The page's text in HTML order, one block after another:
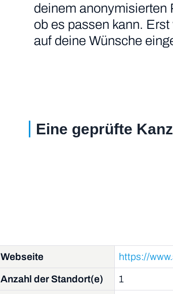
deinem anonymisierten
ob es passen kann.
auf deine Wünsche
Eine geprüfte
Webseite https://
Anzahl der Standort(e) 1